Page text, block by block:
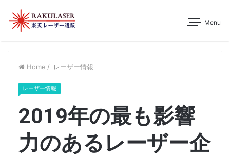
Menu
Home / レーザー情報
レーザー情報
2019年の最も影響
力のあるレーザー企